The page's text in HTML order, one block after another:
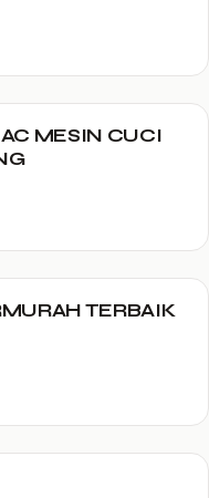
MESIN CUCI
TERBAIK